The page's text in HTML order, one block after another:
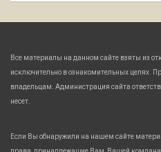
Все материалы на данном сайте взяты из
исключительно в ознакомительных целях.
владельцам. Администрация сайта
несет.
Если Вы обнаружили на нашем сайте